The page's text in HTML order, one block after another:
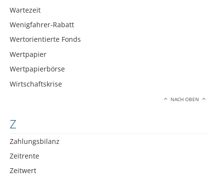
Wartezeit
Wenigfahrer-Rabatt
Wertorientierte Fonds
Wertpapier
Wertpapierbörse
Wirtschaftskrise
NACH OBEN
Z
Zahlungsbilanz
Zeitrente
Zeitwert